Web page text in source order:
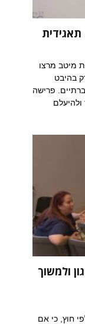
מיטב מרצו
בהיבט
פרישה
ולמשוך
חוץ, כי אם